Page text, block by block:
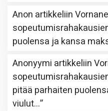
Anon artikkeliin
puolensa ja kansa
Anonyymi artikkeliin
pitää parhaiten
viulut…”